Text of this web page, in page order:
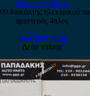
διακόπτης ηλεκτρικού
αριστερός 4πλος
Ρωτήστε τιμή
Δείτε επίσης